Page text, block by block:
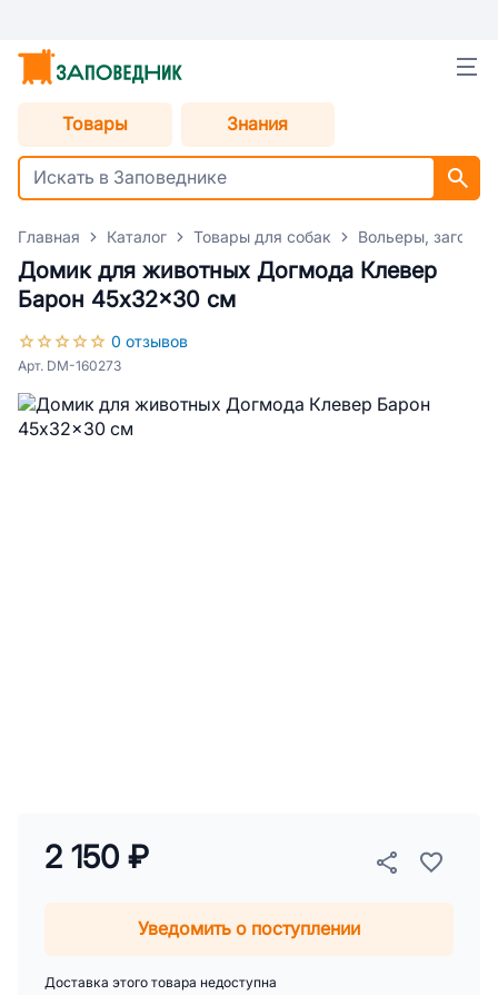
Товары Знания
Главная Каталог Товары для собак Вольеры, загоны,
Домик для животных Догмода Клевер
Барон 45x32x30 см
0 отзывов
Арт. DM-160273
2 150 ₽
Уведомить о поступлении
Доставка этого товара недоступна